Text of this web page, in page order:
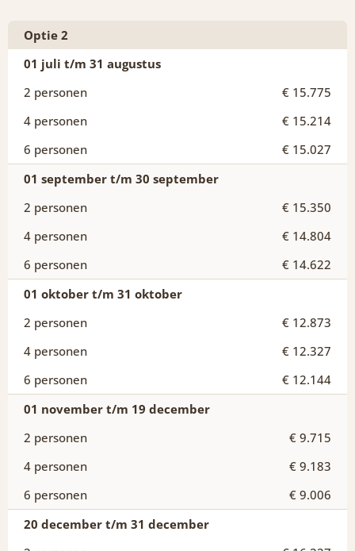
Optie 2
01 juli t/m 31 augustus
€ 15.775
€ 15.214
€ 15.027
01 september t/m 30 september
€ 15.350
€ 14.804
€ 14.622
01 oktober t/m 31 oktober
€ 12.873
€ 12.327
€ 12.144
01 november t/m 19 december
€ 9.715
€ 9.183
€ 9.006
20 december t/m 31 december